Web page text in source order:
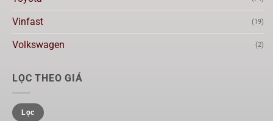
Vinfast (19)
Volkswagen (2)
LỌC THEO GIÁ
Lọc